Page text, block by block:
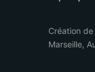
Création
Marseille,